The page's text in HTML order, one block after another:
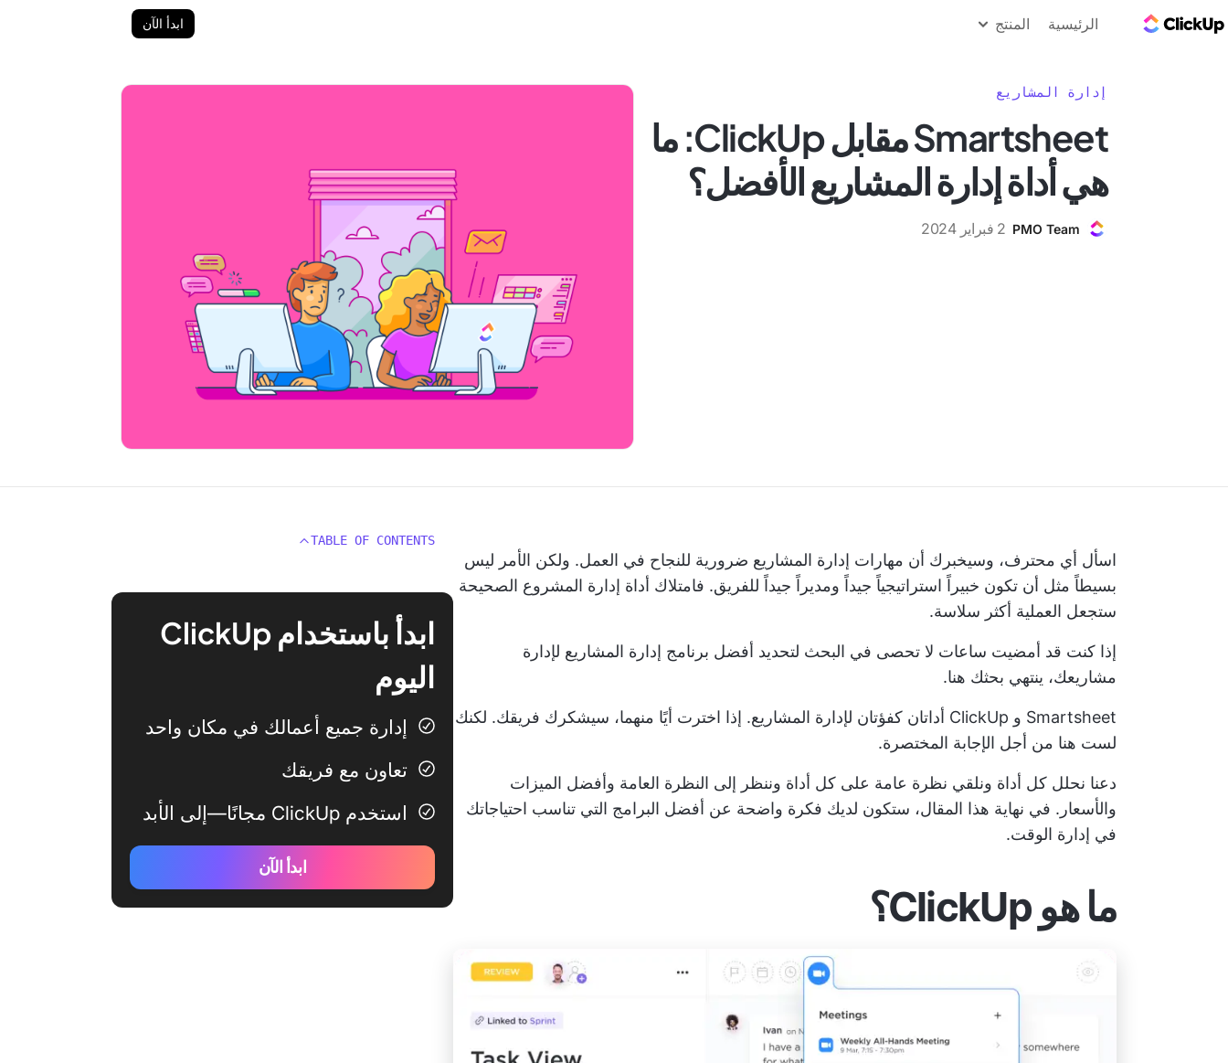
الرئيسية المنتج ابدأ الآن
إدارة المشاريع
Smartsheet مقابل ClickUp: ما
هي أداة إدارة المشاريع الأفضل؟
PMO Team 2 فبراير 2024
اسأل أي محترف، وسيخبرك أن مهارات إدارة المشاريع ضرورية للنجاح في العمل. ولكن الأمر ليس
بسيطاً مثل أن تكون خبيراً استراتيجياً جيداً ومديراً جيداً للفريق. فامتلاك أداة إدارة المشروع الصحيحة
ستجعل العملية أكثر سلاسة.
إذا كنت قد أمضيت ساعات لا تحصى في البحث لتحديد أفضل برنامج إدارة المشاريع لإدارة
مشاريعك، ينتهي بحثك هنا.
Smartsheet و ClickUp أداتان كفؤتان لإدارة المشاريع. إذا اخترت أيًا منهما، سيشكرك فريقك. لكنك
لست هنا من أجل الإجابة المختصرة.
دعنا نحلل كل أداة ونلقي نظرة عامة على كل أداة وننظر إلى النظرة العامة وأفضل الميزات
والأسعار. في نهاية هذا المقال، ستكون لديك فكرة واضحة عن أفضل البرامج التي تناسب احتياجاتك
في إدارة الوقت.
ما هو ClickUp؟
TABLE OF CONTENTS
ابدأ باستخدام ClickUp
اليوم
إدارة جميع أعمالك في مكان واحد
تعاون مع فريقك
استخدم ClickUp مجانًا—إلى الأبد
ابدأ الآن